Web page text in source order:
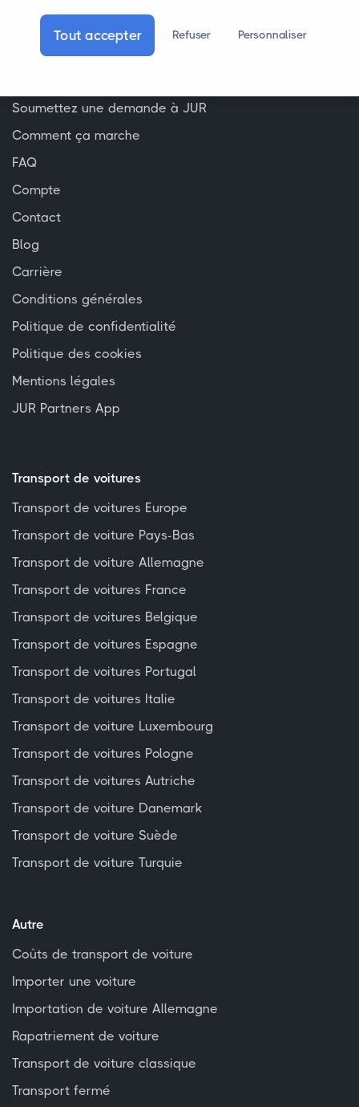
Général
JUR pour les entreprises
Soumettez une demande à JUR
Comment ça marche
FAQ
Compte
Contact
Blog
Carrière
Conditions générales
Politique de confidentialité
Politique des cookies
Mentions légales
JUR Partners App
Transport de voitures
Transport de voitures Europe
Transport de voiture Pays-Bas
Transport de voiture Allemagne
Transport de voitures France
Transport de voitures Belgique
Transport de voitures Espagne
Transport de voitures Portugal
Transport de voitures Italie
Transport de voiture Luxembourg
Transport de voitures Pologne
Transport de voitures Autriche
Transport de voiture Danemark
Transport de voiture Suède
Transport de voiture Turquie
Autre
Coûts de transport de voiture
Importer une voiture
Importation de voiture Allemagne
Rapatriement de voiture
Transport de voiture classique
Transport fermé
Refuser Personnaliser
Tout accepter